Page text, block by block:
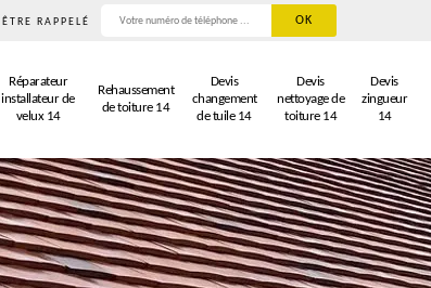
ÊTRE RAPPELÉ
Réparateur
installateur de
velux 14
Rehaussement
de toiture 14
Devis
changement
de tuile 14
Devis
nettoyage de
toiture 14
Devis
zingueur
14